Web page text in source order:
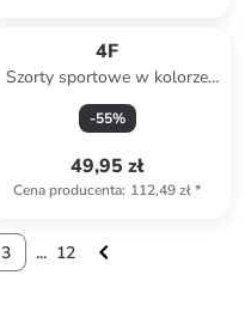
4F
Szorty sportowe w kolorze
fioletowym
-55%
49,95 zł
Cena producenta: 112,49 zł*
3 ... 12